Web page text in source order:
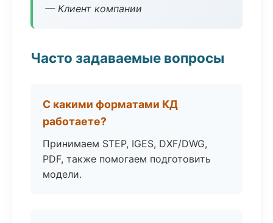
— Клиент компании
Часто задаваемые вопросы
С какими форматами КД
работаете?
Принимаем STEP, IGES, DXF/DWG,
PDF, также помогаем подготовить
модели.